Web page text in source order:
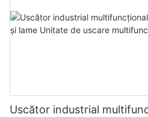
Uscător industrial